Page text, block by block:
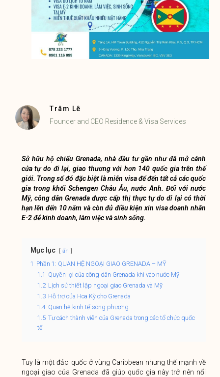
Trâm Lê
Founder and CEO Residence & Visa Services
Sở hữu hộ chiếu Grenada, nhà đầu tư gần như đã mở cánh
cửa tự do đi lại, giao thương với hơn 140 quốc gia trên thế
giới. Trong số đó đặc biệt là miễn visa để đến tất cả các quốc
gia trong khối Schengen Châu Âu, nước Anh. Đối với nước
Mỹ, công dân Grenada được cấp thị thực tự do di lại có thời
hạn lên đến 10 năm và còn đủ điều kiện xin visa doanh nhân
E-2 để kinh doanh, làm việc và sinh sống.
Mục lục ẩn
1 Phần 1: QUAN HỆ NGOẠI GIAO GRENADA – MỸ
1.1 Quyền lợi của công dân Grenada khi vào nước Mỹ
1.2 Lịch sử thiết lập ngoại giao Grenada và Mỹ
1.3 Hỗ trợ của Hoa Kỳ cho Grenada
1.4 Quan hệ kinh tế song phương
1.5 Tư cách thành viên của Grenada trong các tổ chức quốc
tế
Tuy là một đảo quốc ở vùng Caribbean nhưng thế mạnh về
ngoại giao của Grenada đã giúp quốc gia này trở nên nổi